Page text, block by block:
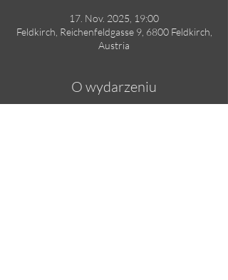
17. Nov. 2025, 19:00
Feldkirch, Reichenfeldgasse 9, 6800 Feldkirch,
Austria
O wydarzeniu